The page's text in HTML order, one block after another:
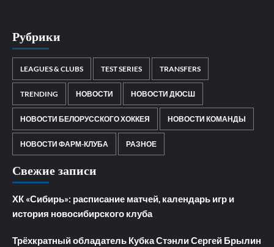
Рубрики
LEAGUES & CLUBS TEST SERIES TRANSFERS
TRENDING НОВОСТИ НОВОСТИ ДЮСШ
НОВОСТИ БЕЛОРУССКОГО ХОККЕЯ НОВОСТИ КОМАНДЫ
НОВОСТИ ФАРМ-КЛУБА РАЗНОЕ
Свежие записи
ХК «Сибирь»: расписание матчей, календарь игр и
история новосибирского клуба
Трёхкратный обладатель Кубка Стэнли Сергей Брылин